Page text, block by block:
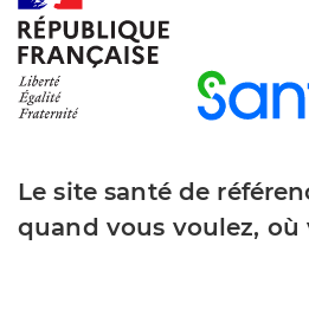
Le site santé de
quand vous voulez, où